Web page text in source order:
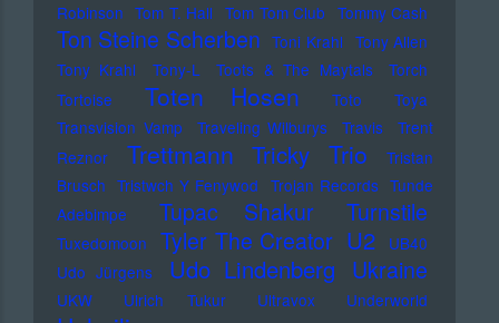
Robinson Tom T. Hall Tom Tom Club Tommy Cash
Ton Steine Scherben Toni Krahl Tony Allen
Tony Krahl
Tony-L Toots & The Maytals
Torch
Tortoise
Toten Hosen Toto
Toya
Transvision Vamp
Traveling Wilburys Travis
Trent
Reznor
Trettmann Tricky Trio
Tristan
Brusch Tristwch Y Fenywod Trojan Records Tunde
Adebimpe
Tupac Shakur Turnstile
Tuxedomoon Tyler The Creator U2
UB40
Udo Jürgens
Udo Lindenberg Ukraine
UKW Ulrich Tukur Ultravox Underworld